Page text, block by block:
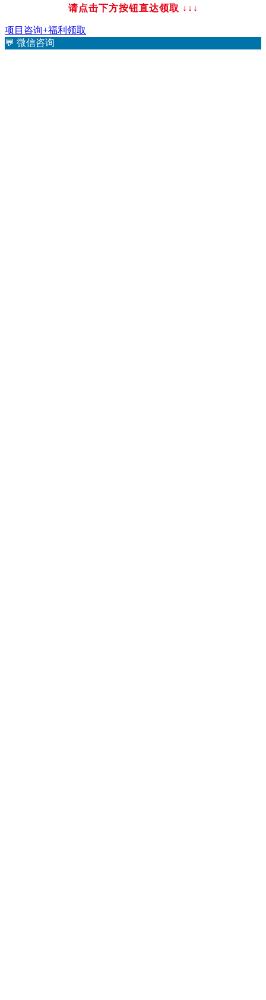
请点击下方按钮直达领取 ↓↓↓
项目咨询+福利领取
💬 微信咨询